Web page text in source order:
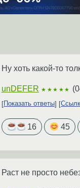
Ну хоть какой-то
unDEFER ★★★★★ (
Показать ответы
16 45
Раст не просто